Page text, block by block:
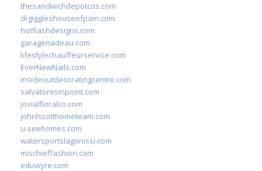
thesandwichdepotcos.com
drgiggleshouseofpain.com
hotflashdesigns.com
garagenadeau.com
lifestylechauffeurservice.com
EverNewNails.com
insideoutdecoratingcentre.com
salvatoresinpoint.com
jovialfloralco.com
johnlscotthometeam.com
u-seehomes.com
watersportslagonissi.com
mischieffashion.com
eduwyre.com